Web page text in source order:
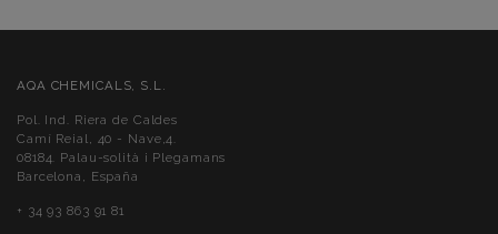
AQA CHEMICALS, S.L.
Pol. Ind. Riera de Caldes
Camí Reial, 40 - Nave,4.
08184. Palau-solità i Plegamans
Barcelona, España
+ 34 93 863 91 81